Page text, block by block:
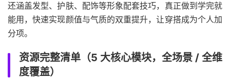
还涵盖发型、护肤、配饰等形象配套技巧，真正做到学完就
能用，快速实现颜值与气质的双重提升，让穿搭成为个人加
分项。
资源完整清单（5 大核心模块，全场景 / 全维
度覆盖）